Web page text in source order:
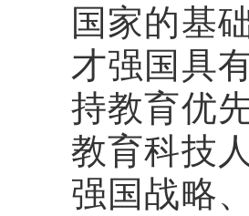
国家的基
才强国具
持教育优
教育科技
强国战略